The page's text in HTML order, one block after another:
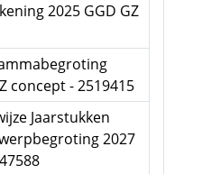
2025 GGD GZ
concept - 2519415
Jaarstukken
2027